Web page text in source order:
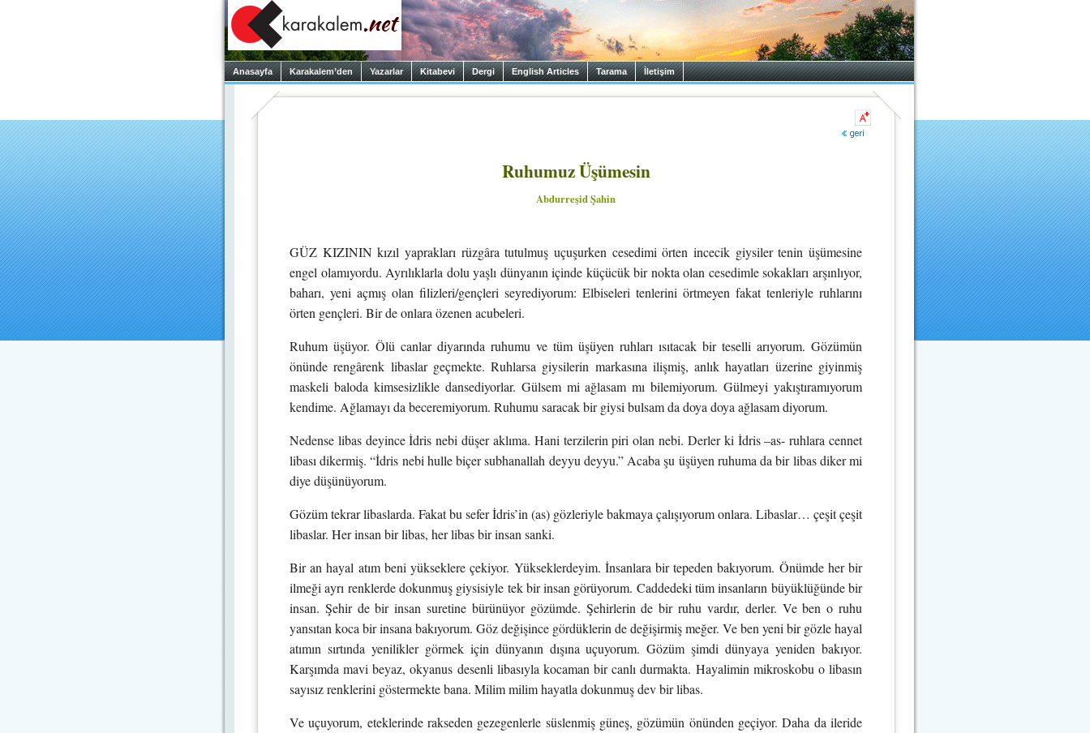
Anasayfa Karakalem’den Yazarlar Kitabevi Dergi English Articles Tarama İletişim
Ruhumuz Üşümesin
Abdurreşid Şahin
GÜZ KIZININ kızıl yaprakları rüzgâra tutulmuş uçuşurken cesedimi örten incecik giysiler tenin üşümesine
engel olamıyordu. Ayrılıklarla dolu yaşlı dünyanın içinde küçücük bir nokta olan cesedimle sokakları arşınlıyor,
baharı, yeni açmış olan filizleri/gençleri seyrediyorum: Elbiseleri tenlerini örtmeyen fakat tenleriyle ruhlarını
örten gençleri. Bir de onlara özenen acubeleri.
Ruhum üşüyor. Ölü canlar diyarında ruhumu ve tüm üşüyen ruhları ısıtacak bir teselli arıyorum. Gözümün
önünde rengârenk libaslar geçmekte. Ruhlarsa giysilerin markasına ilişmiş, anlık hayatları üzerine giyinmiş
maskeli baloda kimsesizlikle dansediyorlar. Gülsem mi ağlasam mı bilemiyorum. Gülmeyi yakıştıramıyorum
kendime. Ağlamayı da beceremiyorum. Ruhumu saracak bir giysi bulsam da doya doya ağlasam diyorum.
Nedense libas deyince İdris nebi düşer aklıma. Hani terzilerin piri olan nebi. Derler ki İdris –as- ruhlara cennet
libası dikermiş. “İdris nebi hulle biçer subhanallah deyyu deyyu.” Acaba şu üşüyen ruhuma da bir libas diker mi
diye düşünüyorum.
Gözüm tekrar libaslarda. Fakat bu sefer İdris’in (as) gözleriyle bakmaya çalışıyorum onlara. Libaslar… çeşit çeşit
libaslar. Her insan bir libas, her libas bir insan sanki.
Bir an hayal atım beni yükseklere çekiyor. Yükseklerdeyim. İnsanlara bir tepeden bakıyorum. Önümde her bir
ilmeği ayrı renklerde dokunmuş giysisiyle tek bir insan görüyorum. Caddedeki tüm insanların büyüklüğünde bir
insan. Şehir de bir insan suretine bürünüyor gözümde. Şehirlerin de bir ruhu vardır, derler. Ve ben o ruhu
yansıtan koca bir insana bakıyorum. Göz değişince gördüklerin de değişirmiş meğer. Ve ben yeni bir gözle hayal
atımın sırtında yenilikler görmek için dünyanın dışına uçuyorum. Gözüm şimdi dünyaya yeniden bakıyor.
Karşımda mavi beyaz, okyanus desenli libasıyla kocaman bir canlı durmakta. Hayalimin mikroskobu o libasın
sayısız renklerini göstermekte bana. Milim milim hayatla dokunmuş dev bir libas.
Ve uçuyorum, eteklerinde rakseden gezegenlerle süslenmiş güneş, gözümün önünden geçiyor. Daha da ileride